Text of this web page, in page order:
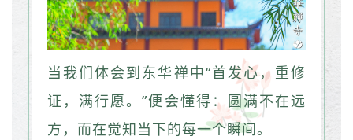
当我们体会到东华禅中“首发心，重修
证，满行愿。”便会懂得：圆满不在远
方，而在觉知当下的每一个瞬间。